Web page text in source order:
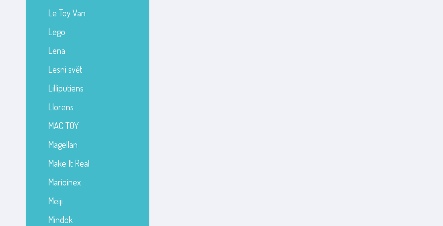
Le Toy Van
Lego
Lena
Lesní svět
Lilliputiens
Llorens
MAC TOY
Magellan
Make It Real
Marioinex
Meiji
Mindok